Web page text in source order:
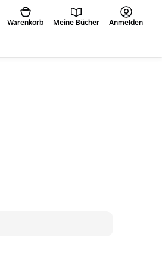
Warenkorb Meine Bücher Anmelden